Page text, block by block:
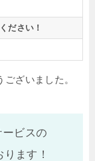
ださい！
ざいました。
ビスの
ます！